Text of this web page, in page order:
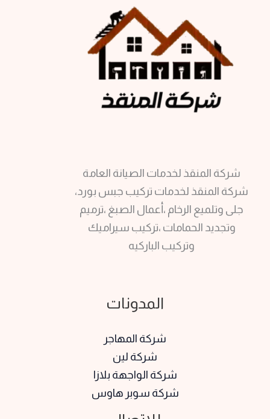
شركة المنقذ لخدمات الصيانة العامة
شركة المنقذ لخدمات تركيب جبس بورد،
جلى وتلميع الرخام ،أعمال الصبغ ،ترميم
وتجديد الحمامات ،تركيب سيراميك
وتركيب الباركيه
المدونات
شركة المهاجر
شركة لين
شركة الواجهة بلازا
شركة سوبر هاوس